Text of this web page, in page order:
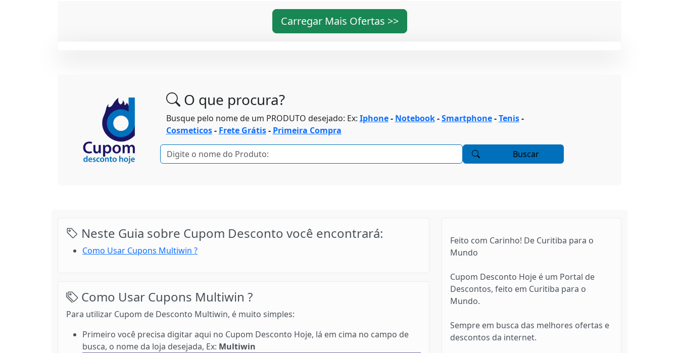
Carregar Mais Ofertas >>
O que procura?
Busque pelo nome de um PRODUTO desejado: Ex: Iphone- Notebook-Smartphone-Tenis-
Cosmeticos- Frete Grátis- Primeira Compra
Buscar
Neste Guia sobre Cupom Desconto você encontrará:
Como Usar Cupons Multiwin ?
Como Usar Cupons Multiwin ?
Para utilizar Cupom de Desconto Multiwin, é muito simples:
Primeiro você precisa digitar aqui no Cupom Desconto Hoje, lá em cima no campo de
busca, o nome da loja desejada, Ex: Multiwin
Feito com Carinho! De Curitiba para o
Mundo
Cupom Desconto Hoje é um Portal de
Descontos, feito em Curitiba para o
Mundo.
Sempre em busca das melhores ofertas e
descontos da internet.